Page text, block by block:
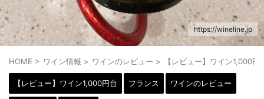
https://wineline.jp
HOME > ワイン情報 > ワインのレビュー > 【レビュー】ワイン1,000円
【レビュー】ワイン1,000円台 フランス ワインのレビュー